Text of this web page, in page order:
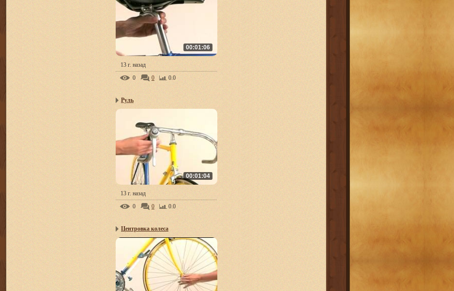
00:01:06
13 г. назад
0
0 0.0
Руль
00:01:04
13 г. назад
0
0 0.0
Центровка колеса